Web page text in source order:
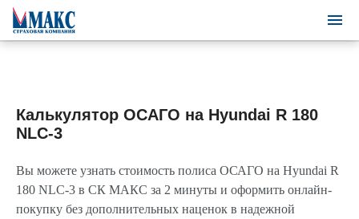
Калькулятор ОСАГО на Hyundai R 180
NLC-3
Вы можете узнать стоимость полиса ОСАГО на Hyundai R
180 NLC-3 в СК МАКС за 2 минуты и оформить онлайн-
покупку без дополнительных наценок в надежной